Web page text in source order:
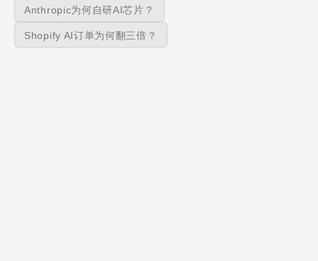
Anthropic为何自研AI芯片？
Shopify AI订单为何翻三倍？